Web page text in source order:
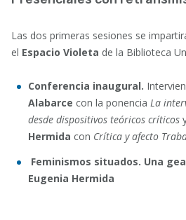
Las dos primeras sesiones se
el Espacio Violeta de la Biblioteca
Conferencia inaugural.
Alabarce con la ponencia La
desde dispositivos teóricos críticos
Hermida con Crítica y afecto
Feminismos situados. Una
Eugenia Hermida